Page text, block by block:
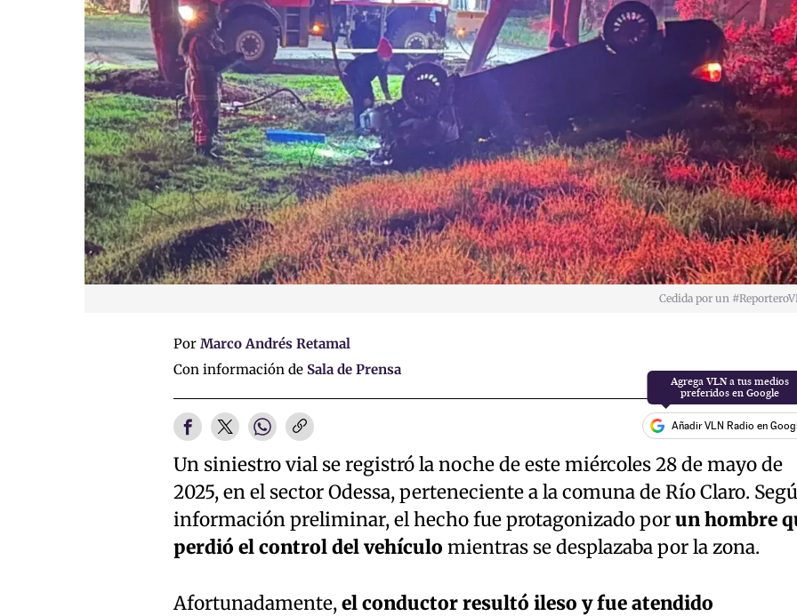
Cedida por un
Por Marco Andrés Retamal
Con información de Sala de Prensa
Añadir VLN Radio en
Un siniestro vial se registró la noche de este miércoles 28 de mayo de
2025, en el sector Odessa, perteneciente a la comuna de Río Claro.
información preliminar, el hecho fue protagonizado porun hombre
perdió el control del vehículo mientras se desplazaba por la zona.
Afortunadamente,el conductor resultó ileso y fue atendido